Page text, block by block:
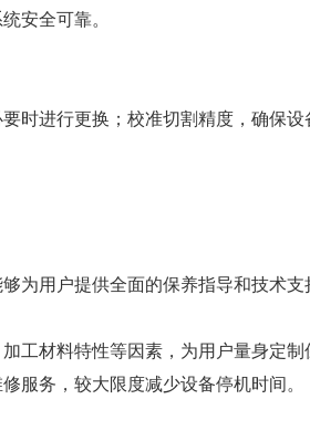
安全可靠。
时进行更换；校准切割精度，确保
为用户提供全面的保养指导和技术支
工材料特性等因素，为用户量身定制
服务，较大限度减少设备停机时间。